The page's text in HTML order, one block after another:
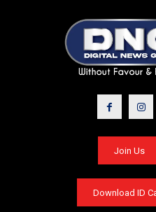
Join Us
Download ID